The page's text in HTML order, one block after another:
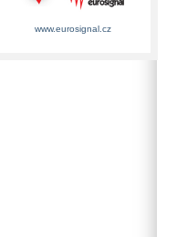
www.eurosignal.cz